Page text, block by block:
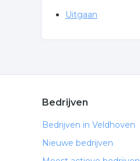
Uitgaan
Bedrijven
Bedrijven in Veldhoven
Nieuwe bedrijven